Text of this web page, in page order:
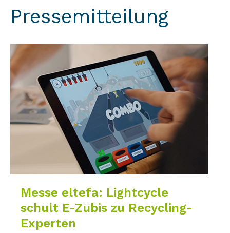
Pressemitteilung
Messe eltefa: Lightcycle
schult E-Zubis zu Recycling-
Experten